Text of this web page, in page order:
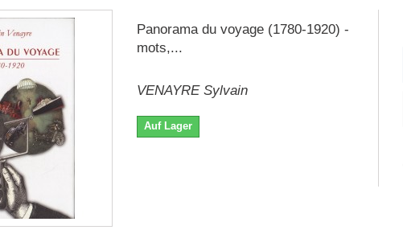
Panorama du voyage (1780-1920) -
mots,...
VENAYRE Sylvain
Auf Lager